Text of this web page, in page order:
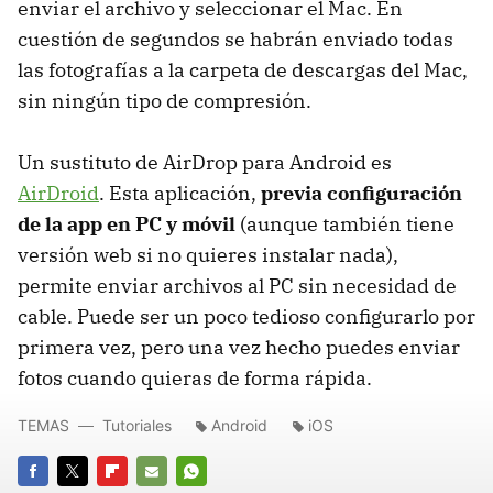
enviar el archivo y seleccionar el Mac. En
cuestión de segundos se habrán enviado todas
las fotografías a la carpeta de descargas del Mac,
sin ningún tipo de compresión.
Un sustituto de AirDrop para Android es
AirDroid. Esta aplicación, previa configuración
de la app en PC y móvil (aunque también tiene
versión web si no quieres instalar nada),
permite enviar archivos al PC sin necesidad de
cable. Puede ser un poco tedioso configurarlo por
primera vez, pero una vez hecho puedes enviar
fotos cuando quieras de forma rápida.
TEMAS Tutoriales Android iOS